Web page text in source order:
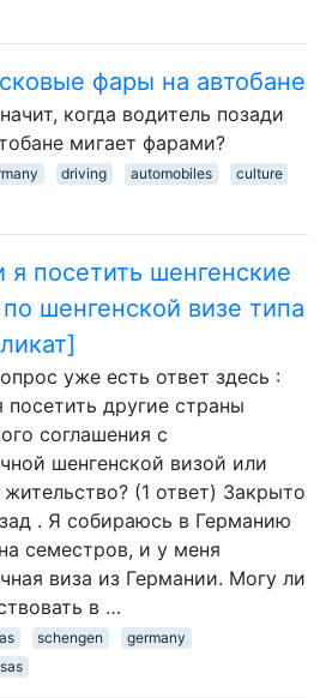
фары на автобане
когда водитель позади
мигает фарами?
driving automobiles
culture
я посетить шенгенские
шенгенской визе типа
уже есть ответ здесь :
посетить другие страны
соглашения с
шенгенской визой или
(1 ответ) Закрыто
. Я собираюсь в Германию
семестров, и у меня
виза из Германии. Могу ли
в …
schengen
germany